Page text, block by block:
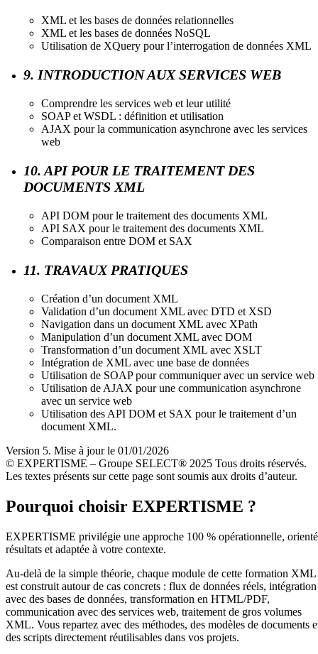
XML et les bases de données relationnelles
XML et les bases de données NoSQL
Utilisation de XQuery pour l’interrogation de données XML
9. INTRODUCTION AUX SERVICES WEB
Comprendre les services web et leur utilité
SOAP et WSDL : définition et utilisation
AJAX pour la communication asynchrone avec les services
web
10. API POUR LE TRAITEMENT DES
DOCUMENTS XML
API DOM pour le traitement des documents XML
API SAX pour le traitement des documents XML
Comparaison entre DOM et SAX
11. TRAVAUX PRATIQUES
Création d’un document XML
Validation d’un document XML avec DTD et XSD
Navigation dans un document XML avec XPath
Manipulation d’un document XML avec DOM
Transformation d’un document XML avec XSLT
Intégration de XML avec une base de données
Utilisation de SOAP pour communiquer avec un service web
Utilisation de AJAX pour une communication asynchrone
avec un service web
Utilisation des API DOM et SAX pour le traitement d’un
document XML.
Version 5. Mise à jour le 01/01/2026
© EXPERTISME – Groupe SELECT® 2025 Tous droits réservés.
Les textes présents sur cette page sont soumis aux droits d’auteur.
Pourquoi choisir EXPERTISME ?
EXPERTISME privilégie une approche 100 % opérationnelle,
résultats et adaptée à votre contexte.
Au-delà de la simple théorie, chaque module de cette formation XML
est construit autour de cas concrets : flux de données réels, intégration
avec des bases de données, transformation en HTML/PDF,
communication avec des services web, traitement de gros volumes
XML. Vous repartez avec des méthodes, des modèles de documents
des scripts directement réutilisables dans vos projets.